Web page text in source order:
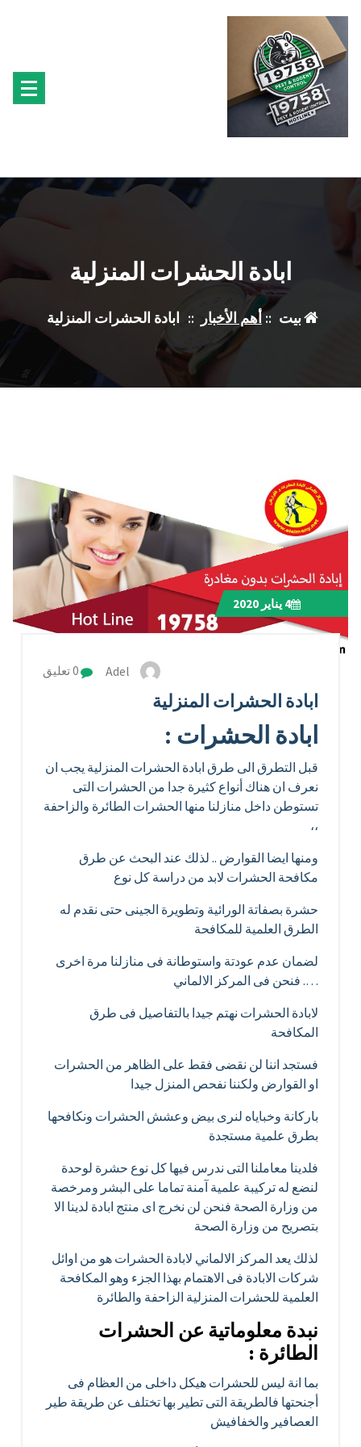
المحتوى
ابادة الحشرات المنزلية
بيت ::أهم الأخبار :: ابادة الحشرات المنزلية
4 يناير 2020
Adel
ابادة الحشرات المنزلية
ابادة الحشرات :
قبل التطرق الى طرق ابادة الحشرات المنزلية يجب ان
نعرف ان هناك أنواع كثيرة جدا من الحشرات التى
تستوطن داخل منازلنا منها الحشرات الطائرة والزاحفة
،،
ومنها ايضا القوارض .. لذلك عند البحث عن طرق
مكافحة الحشرات لابد من دراسة كل نوع
حشرة بصفاتة الورائية وتطويرة الجينى حتى نقدم له
الطرق العلمية للمكافحة
لضمان عدم عودتة واستوطانة فى منازلنا مرة اخرى
…. فنحن فى المركز الالماني
لابادة الحشرات نهتم جيدا بالتفاصيل فى طرق
المكافحة
فستجد اننا لن نقضى فقط على الظاهر من الحشرات
او القوارض ولكننا نفحص المنزل جيدا
باركانة وخباياه لنرى بيض وعشش الحشرات ونكافحها
بطرق علمية مستجدة
فلدينا معاملنا التى ندرس فيها كل نوع حشرة لوحدة
لنضع له تركيبة علمية آمنة تماما على البشر ومرخصة
من وزارة الصحة فنحن لن نخرج اى منتج ابادة لدينا الا
بتصريح من وزارة الصحة
لذلك يعد المركز الالماني لابادة الحشرات هو من اوائل
شركات الابادة فى الاهتمام بهذا الجزء وهو المكافحة
العلمية للحشرات المنزلية الزاحفة والطائرة
نبدة معلوماتية عن الحشرات
الطائرة :
بما انة ليس للحشرات هيكل داخلى من العظام فى
أجنحتها فالطريقة التى تطير بها تختلف عن طريقة طير
العصافير والخفافيش